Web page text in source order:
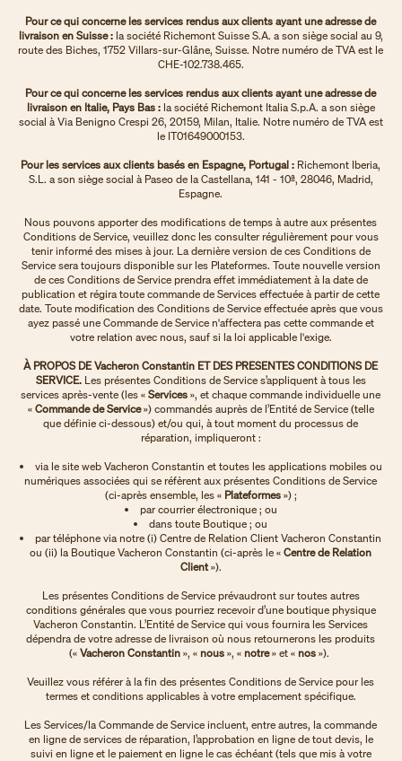
Pour ce qui concerne les services rendus aux clients ayant une adresse de
livraison en Suisse : la société Richemont Suisse S.A. a son siège social au 9,
route des Biches, 1752 Villars-sur-Glâne, Suisse. Notre numéro de TVA est le
CHE-102.738.465.
Pour ce qui concerne les services rendus aux clients ayant une adresse de
livraison en Italie, Pays Bas : la société Richemont Italia S.p.A. a son siège
social à Via Benigno Crespi 26, 20159, Milan, Italie. Notre numéro de TVA est
le IT01649000153.
Pour les services aux clients basés en Espagne, Portugal : Richemont Iberia,
S.L. a son siège social à Paseo de la Castellana, 141 - 10ª, 28046, Madrid,
Espagne.
Nous pouvons apporter des modifications de temps à autre aux présentes
Conditions de Service, veuillez donc les consulter régulièrement pour vous
tenir informé des mises à jour. La dernière version de ces Conditions de
Service sera toujours disponible sur les Plateformes. Toute nouvelle version
de ces Conditions de Service prendra effet immédiatement à la date de
publication et régira toute commande de Services effectuée à partir de cette
date. Toute modification des Conditions de Service effectuée après que vous
ayez passé une Commande de Service n'affectera pas cette commande et
votre relation avec nous, sauf si la loi applicable l'exige.
À PROPOS DE Vacheron Constantin ET DES PRESENTES CONDITIONS DE
SERVICE.Les présentes Conditions de Service s’appliquent à tous les
services après-vente (les «Services», et chaque commande individuelle une
« Commande de Service») commandés auprès de l’Entité de Service (telle
que définie ci-dessous) et/ou qui, à tout moment du processus de
réparation, impliqueront :
via le site web Vacheron Constantin et toutes les applications mobiles ou
numériques associées qui se réfèrent aux présentes Conditions de Service
(ci-après ensemble, les « Plateformes ») ;
par courrier électronique ; ou
dans toute Boutique ; ou
par téléphone via notre (i) Centre de Relation Client Vacheron Constantin
ou (ii) la Boutique Vacheron Constantin (ci-après le «Centre de Relation
Client»).
Les présentes Conditions de Service prévaudront sur toutes autres
conditions générales que vous pourriez recevoir d’une boutique physique
Vacheron Constantin. L’Entité de Service qui vous fournira les Services
dépendra de votre adresse de livraison où nous retournerons les produits
(«Vacheron Constantin », « nous», « notre» et « nos»).
Veuillez vous référer à la fin des présentes Conditions de Service pour les
termes et conditions applicables à votre emplacement spécifique.
Les Services/la Commande de Service incluent, entre autres, la commande
en ligne de services de réparation, l’approbation en ligne de tout devis, le
suivi en ligne et le paiement en ligne le cas échéant (tels que mis à votre